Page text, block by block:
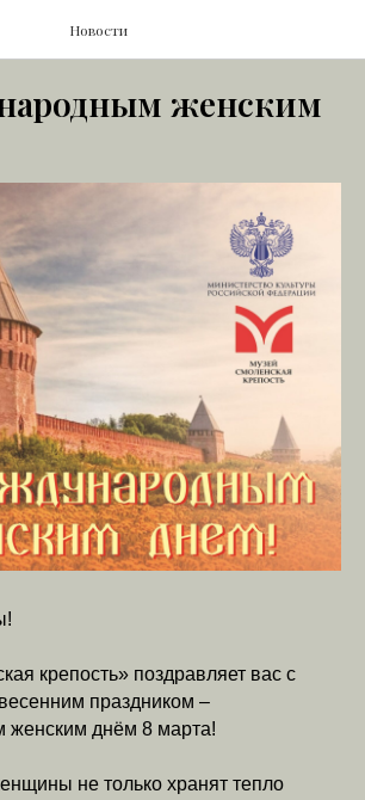
Новости
женским
крепость» поздравляет вас с
праздником –
днём 8 марта!
не только хранят тепло